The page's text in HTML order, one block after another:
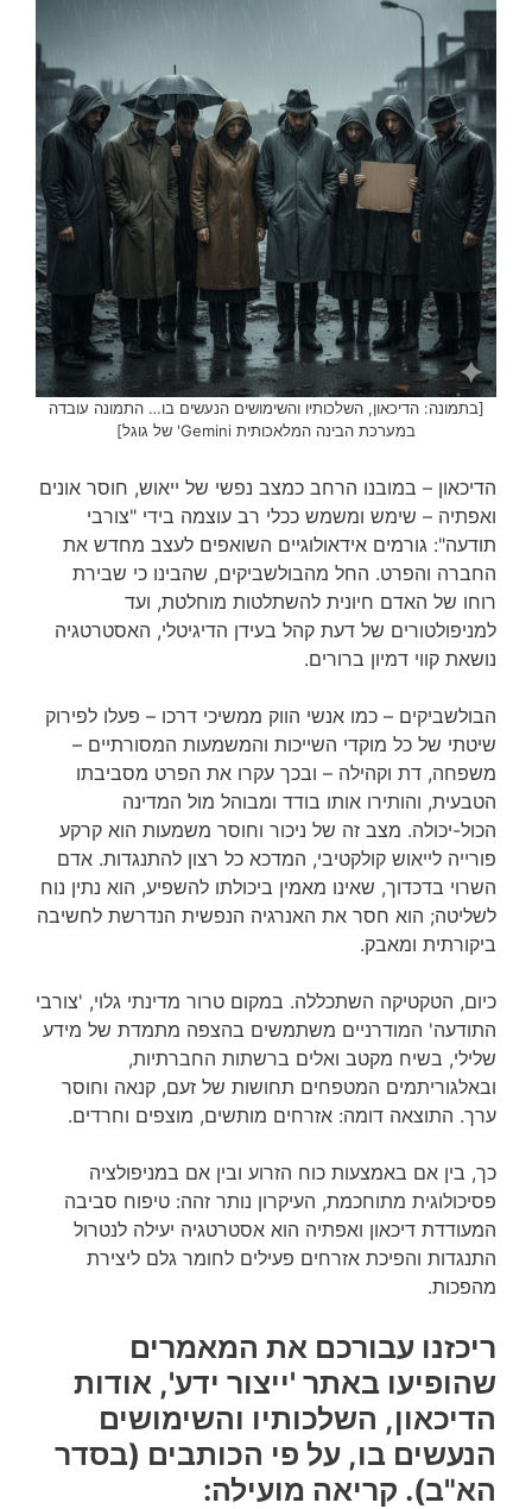
[בתמונה: הדיכאון, השלכותיו והשימושים הנעשים בו… התמונה עובדה
במערכת הבינה המלאכותית Gemini' של גוגל]
הדיכאון – במובנו הרחב כמצב נפשי של ייאוש, חוסר אונים
ואפתיה – שימש ומשמש ככלי רב עוצמה בידי "צורבי
תודעה": גורמים אידאולוגיים השואפים לעצב מחדש את
החברה והפרט. החל מהבולשביקים, שהבינו כי שבירת
רוחו של האדם חיונית להשתלטות מוחלטת, ועד
למניפולטורים של דעת קהל בעידן הדיגיטלי, האסטרטגיה
נושאת קווי דמיון ברורים.
הבולשביקים – כמו אנשי הווק ממשיכי דרכו – פעלו לפירוק
שיטתי של כל מוקדי השייכות והמשמעות המסורתיים –
משפחה, דת וקהילה – ובכך עקרו את הפרט מסביבתו
הטבעית, והותירו אותו בודד ומבוהל מול המדינה
הכול-יכולה. מצב זה של ניכור וחוסר משמעות הוא קרקע
פורייה לייאוש קולקטיבי, המדכא כל רצון להתנגדות. אדם
השרוי בדכדוך, שאינו מאמין ביכולתו להשפיע, הוא נתין נוח
לשליטה; הוא חסר את האנרגיה הנפשית הנדרשת לחשיבה
ביקורתית ומאבק.
כיום, הטקטיקה השתכללה. במקום טרור מדינתי גלוי, 'צורבי
התודעה' המודרניים משתמשים בהצפה מתמדת של מידע
שלילי, בשיח מקטב ואלים ברשתות החברתיות,
ובאלגוריתמים המטפחים תחושות של זעם, קנאה וחוסר
ערך. התוצאה דומה: אזרחים מותשים, מוצפים וחרדים.
כך, בין אם באמצעות כוח הזרוע ובין אם במניפולציה
פסיכולוגית מתוחכמת, העיקרון נותר זהה: טיפוח סביבה
המעודדת דיכאון ואפתיה הוא אסטרטגיה יעילה לנטרול
התנגדות והפיכת אזרחים פעילים לחומר גלם ליצירת
מהפכות.
ריכזנו עבורכם את המאמרים
שהופיעו באתר 'ייצור ידע', אודות
הדיכאון, השלכותיו והשימושים
הנעשים בו, על פי הכותבים (בסדר
הא"ב). קריאה מועילה: